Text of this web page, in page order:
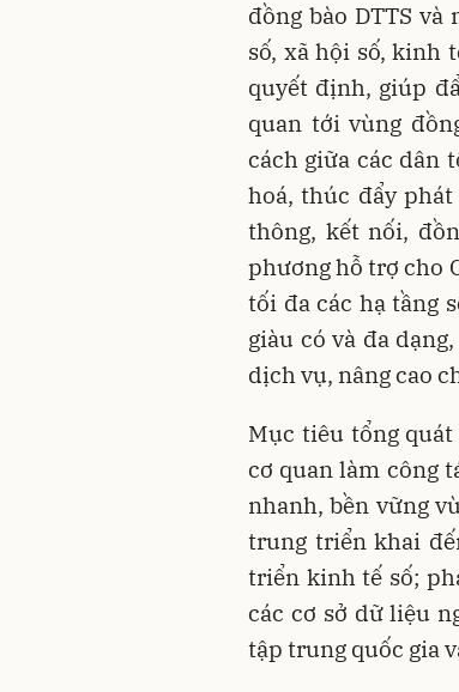
đồng bào DTTS
số, xã hội số, kinh
quyết định, giúp
quan tới vùng
cách giữa các dân
hoá, thúc đẩy
thông, kết nối,
phương hỗ trợ cho
tối đa các hạ tầng
giàu có và đa
dịch vụ, nâng cao
Mục tiêu tổng
cơ quan làm công
nhanh, bền vững
trung triển khai
triển kinh tế số;
các cơ sở dữ liệu
tập trung quốc gia